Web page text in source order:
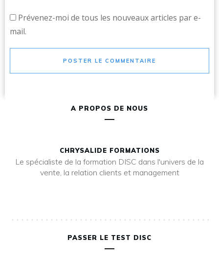
Prévenez-moi de tous les nouveaux articles par e-
mail.
POSTER LE COMMENTAIRE
A PROPOS DE NOUS
CHRYSALIDE FORMATIONS
Le spécialiste de la formation DISC dans l'univers de la
vente, la relation clients et management
PASSER LE TEST DISC